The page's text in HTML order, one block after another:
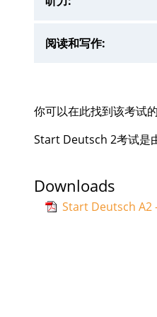
阅读和写作:
你可以在此找到该考试
Start Deutsch 2考试是
Downloads
Start Deutsch A2